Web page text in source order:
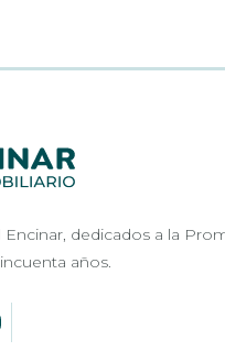
dedicados a la
años.